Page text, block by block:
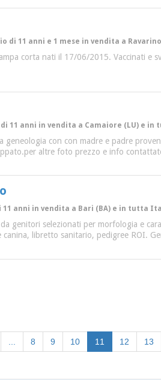
di 11 anni e 1 mese in vendita a
corta nati il 17/06/2015. Vaccinati e
di 11 anni in vendita a Camaiore (LU) e
geneologia con con madre e padre
altre foto prezzo e info
11 anni in vendita a Bari (BA) e in tutta
genitori selezionati per morfologia e
libretto sanitario, pedigree ROI.
8 9 10 11 (current)
12 13